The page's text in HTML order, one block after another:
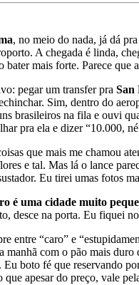
, no meio do nada, já dá
A chegada é linda,
bater mais forte. Parece que
pegar um transfer pra San
Sim, dentro do
brasileiros na fila e ouvi
pra ela e dizer “10.000,
que mais me chamou
e tal. Mas lá o lance
Eu tirei umas fotos
é uma cidade muito
desce na porta. Eu fiquei no
entre “caro” e
manhã com o pão mais
boto fé que reservando
apesar do preço, vale